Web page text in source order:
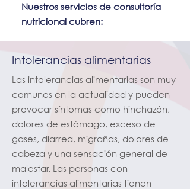
Nuestros servicios de consultoría
nutricional cubren:
Intolerancias alimentarias
Las intolerancias alimentarias son muy
comunes en la actualidad y pueden
provocar síntomas como hinchazón,
dolores de estómago, exceso de
gases, diarrea, migrañas, dolores de
cabeza y una sensación general de
malestar. Las personas con
intolerancias alimentarias tienen